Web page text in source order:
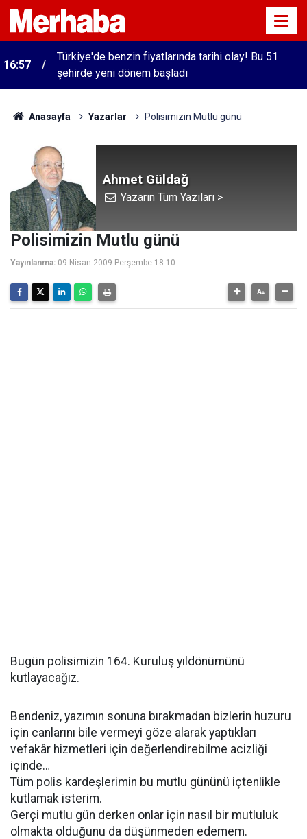
16:57
Türkiye'de benzin fiyatlarında tarihi olay! Bu 51
şehirde yeni dönem başladı
Anasayfa Yazarlar Polisimizin Mutlu günü
Ahmet Güldağ
Yazarın Tüm Yazıları >
Polisimizin Mutlu günü
Yayınlanma: 09 Nisan 2009 Perşembe 18:10
Bugün polisimizin 164. Kuruluş yıldönümünü
kutlayacağız.
Bendeniz, yazımın sonuna bırakmadan bizlerin huzuru
için canlarını bile vermeyi göze alarak yaptıkları
vefakâr hizmetleri için değerlendirebilme acizliği
içinde…
Tüm polis kardeşlerimin bu mutlu gününü içtenlikle
kutlamak isterim.
Gerçi mutlu gün derken onlar için nasıl bir mutluluk
olmakta olduğunu da düşünmeden edemem.